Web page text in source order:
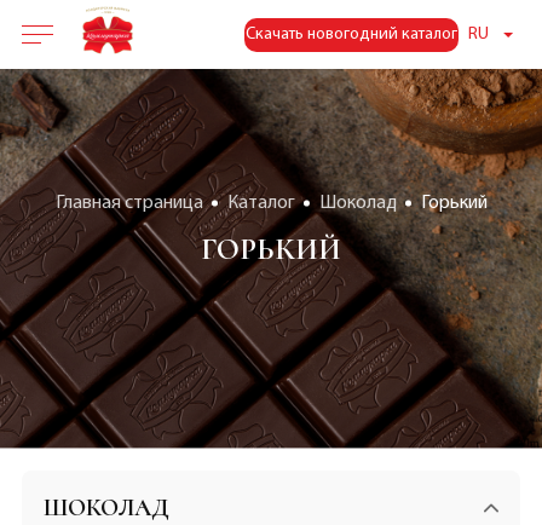
Скачать новогодний каталог RU
Главная страница Каталог Шоколад Горький
ГОРЬКИЙ
ШОКОЛАД